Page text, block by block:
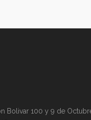
Bolivar 100 y 9 de